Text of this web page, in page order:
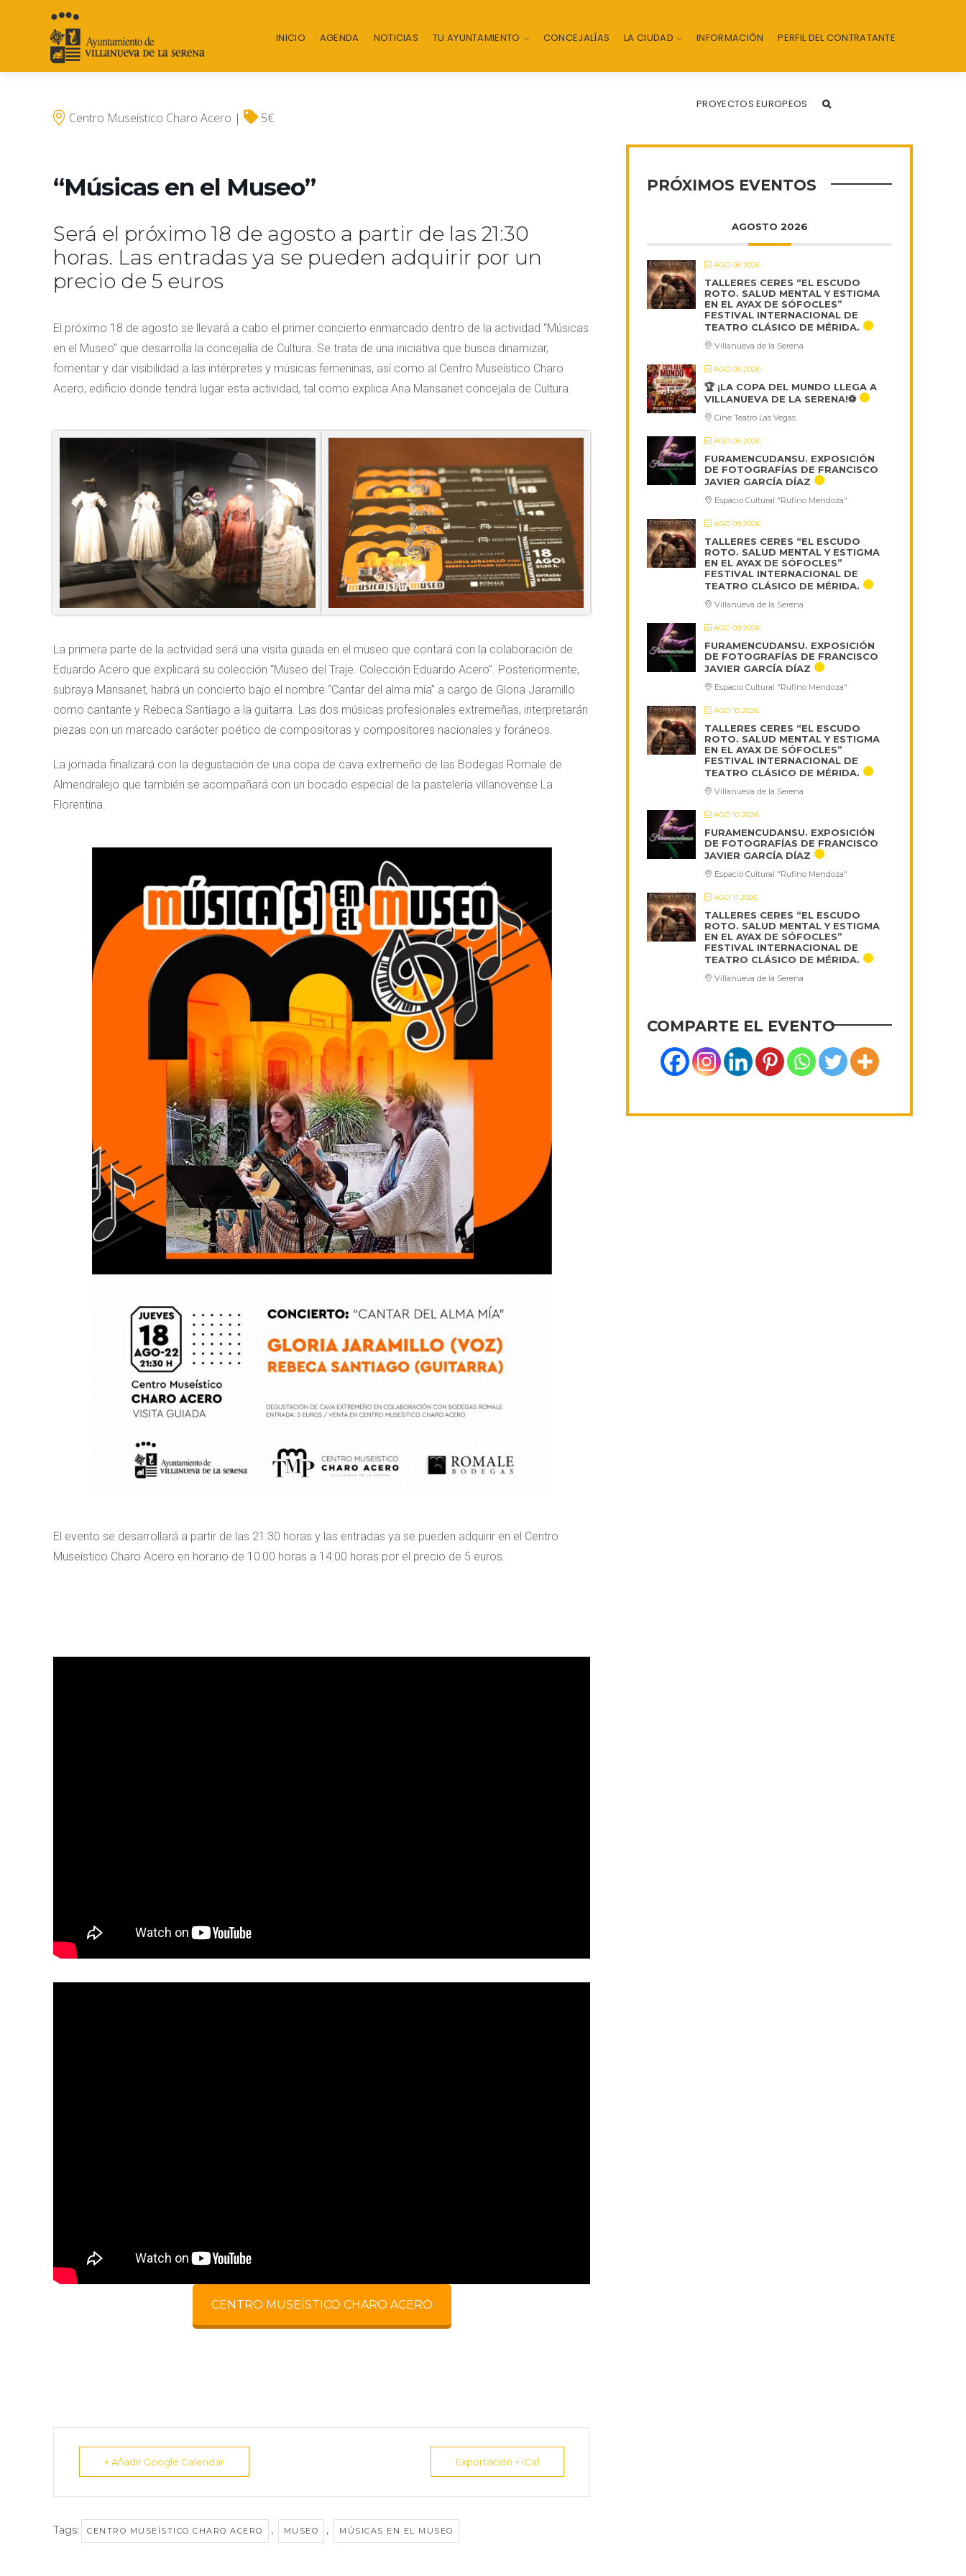
INICIO AGENDA NOTICIAS TU AYUNTAMIENTO CONCEJALÍAS LA CIUDAD INFORMACIÓN PERFIL DEL CONTRATANTE
PROYECTOS EUROPEOS
Centro Museístico Charo Acero | 5€
“Músicas en el Museo”
Será el próximo 18 de agosto a partir de las 21:30
horas. Las entradas ya se pueden adquirir por un
precio de 5 euros
El próximo 18 de agosto se llevará a cabo el primer concierto enmarcado dentro de la actividad “Músicas
en el Museo” que desarrolla la concejalía de Cultura. Se trata de una iniciativa que busca dinamizar,
fomentar y dar visibilidad a las intérpretes y músicas femeninas, así como al Centro Museístico Charo
Acero, edificio donde tendrá lugar esta actividad, tal como explica Ana Mansanet concejala de Cultura.
La primera parte de la actividad será una visita guiada en el museo que contará con la colaboración de
Eduardo Acero que explicará su colección “Museo del Traje. Colección Eduardo Acero”. Posteriormente,
subraya Mansanet, habrá un concierto bajo el nombre “Cantar del alma mía” a cargo de Gloria Jaramillo
como cantante y Rebeca Santiago a la guitarra. Las dos músicas profesionales extremeñas, interpretarán
piezas con un marcado carácter poético de compositoras y compositores nacionales y foráneos.
La jornada finalizará con la degustación de una copa de cava extremeño de las Bodegas Romale de
Almendralejo que también se acompañará con un bocado especial de la pastelería villanovense La
Florentina.
El evento se desarrollará a partir de las 21:30 horas y las entradas ya se pueden adquirir en el Centro
Museístico Charo Acero en horario de 10:00 horas a 14:00 horas por el precio de 5 euros.
CENTRO MUSEÍSTICO CHARO ACERO
+ Añadir Google Calendar Exportación + iCal
Tags: CENTRO MUSEÍSTICO CHARO ACERO , MUSEO , MÚSICAS EN EL MUSEO
PRÓXIMOS EVENTOS
AGOSTO 2026
AGO 08 2026
TALLERES CERES “EL ESCUDO
ROTO. SALUD MENTAL Y ESTIGMA
EN EL AYAX DE SÓFOCLES”
FESTIVAL INTERNACIONAL DE
TEATRO CLÁSICO DE MÉRIDA.
Villanueva de la Serena
AGO 08 2026
🏆 ¡LA COPA DEL MUNDO LLEGA A
VILLANUEVA DE LA SERENA!⚽
Cine Teatro Las Vegas
AGO 08 2026
FURAMENCUDANSU. EXPOSICIÓN
DE FOTOGRAFÍAS DE FRANCISCO
JAVIER GARCÍA DÍAZ
Espacio Cultural "Rufino Mendoza"
AGO 09 2026
TALLERES CERES “EL ESCUDO
ROTO. SALUD MENTAL Y ESTIGMA
EN EL AYAX DE SÓFOCLES”
FESTIVAL INTERNACIONAL DE
TEATRO CLÁSICO DE MÉRIDA.
Villanueva de la Serena
AGO 09 2026
FURAMENCUDANSU. EXPOSICIÓN
DE FOTOGRAFÍAS DE FRANCISCO
JAVIER GARCÍA DÍAZ
Espacio Cultural "Rufino Mendoza"
AGO 10 2026
TALLERES CERES “EL ESCUDO
ROTO. SALUD MENTAL Y ESTIGMA
EN EL AYAX DE SÓFOCLES”
FESTIVAL INTERNACIONAL DE
TEATRO CLÁSICO DE MÉRIDA.
Villanueva de la Serena
AGO 10 2026
FURAMENCUDANSU. EXPOSICIÓN
DE FOTOGRAFÍAS DE FRANCISCO
JAVIER GARCÍA DÍAZ
Espacio Cultural "Rufino Mendoza"
AGO 11 2026
TALLERES CERES “EL ESCUDO
ROTO. SALUD MENTAL Y ESTIGMA
EN EL AYAX DE SÓFOCLES”
FESTIVAL INTERNACIONAL DE
TEATRO CLÁSICO DE MÉRIDA.
Villanueva de la Serena
COMPARTE EL EVENTO